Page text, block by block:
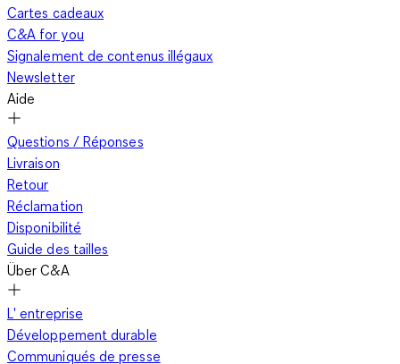
Cartes cadeaux
C&A for you
Signalement de contenus illégaux
Newsletter
Aide
Questions / Réponses
Livraison
Retour
Réclamation
Disponibilité
Guide des tailles
Über C&A
L' entreprise
Développement durable
Communiqués de presse